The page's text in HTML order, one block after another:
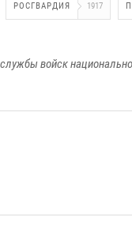
РОСГВАРДИЯ 1917
войск